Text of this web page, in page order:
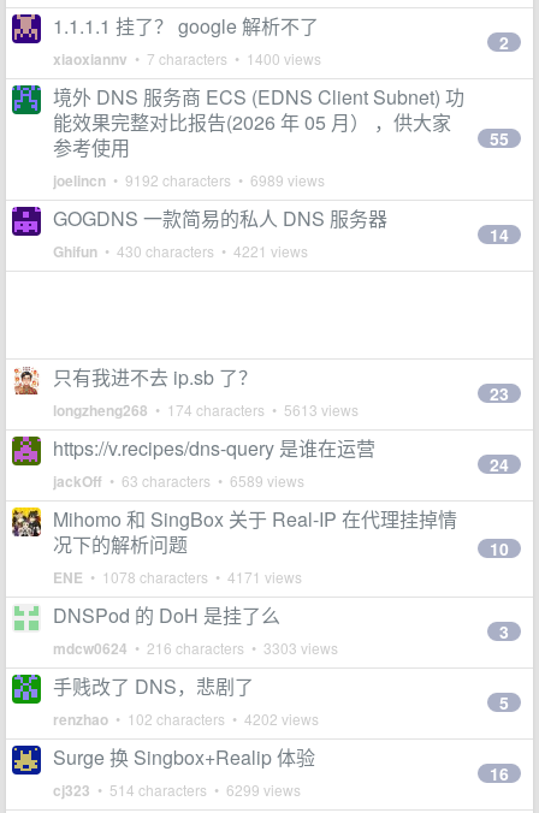
1.1.1.1 挂了？ google 解析不了
xiaoxiannv • 7 characters • 1400 views
2
境外 DNS 服务商 ECS (EDNS Client Subnet) 功
能效果完整对比报告(2026 年 05 月） ，供大家
参考使用
joelincn • 9192 characters • 6989 views
55
GOGDNS 一款简易的私人 DNS 服务器
Ghifun • 430 characters • 4221 views
14
只有我进不去 ip.sb 了？
longzheng268 • 174 characters • 5613 views
23
https://v.recipes/dns-query 是谁在运营
jackOff • 63 characters • 6589 views
24
Mihomo 和 SingBox 关于 Real-IP 在代理挂掉情
况下的解析问题
ENE • 1078 characters • 4171 views
10
DNSPod 的 DoH 是挂了么
mdcw0624 • 216 characters • 3303 views
3
手贱改了 DNS，悲剧了
renzhao • 102 characters • 4202 views
5
Surge 换 Singbox+Realip 体验
cj323 • 514 characters • 6299 views
16